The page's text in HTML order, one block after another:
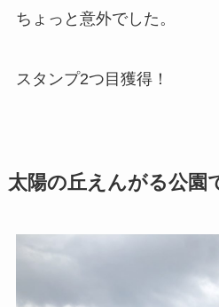
ちょっと意外でした。
スタンプ2つ目獲得！
太陽の丘えんがる公園